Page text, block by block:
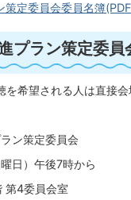
策定委員会委員名簿
プラン策定委員
希望される人は直接会
ン策定委員会
日）午後7時から
第4委員会室